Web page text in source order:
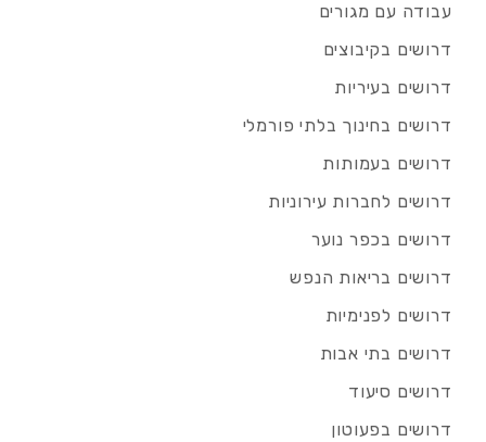
עבודה עם מגורים
דרושים בקיבוצים
דרושים בעיריות
דרושים בחינוך בלתי פורמלי
דרושים בעמותות
דרושים לחברות עירוניות
דרושים בכפר נוער
דרושים בריאות הנפש
דרושים לפנימיות
דרושים בתי אבות
דרושים סיעוד
דרושים בפעוטון